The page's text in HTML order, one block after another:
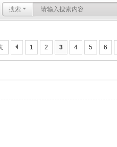
搜索
1 2 3 4 5 6